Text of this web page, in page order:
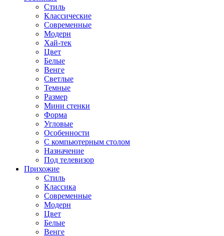
Стиль
Классические
Современные
Модерн
Хай-тек
Цвет
Белые
Венге
Светлые
Темные
Размер
Мини стенки
Форма
Угловые
Особенности
С компьютерным столом
Назначение
Под телевизор
Прихожие
Стиль
Классика
Современные
Модерн
Цвет
Белые
Венге